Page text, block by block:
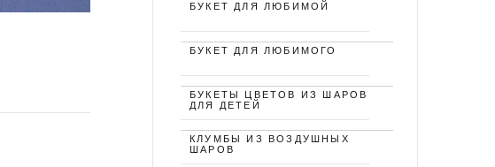
БУКЕТ ДЛЯ ЛЮБИМОЙ
БУКЕТ ДЛЯ ЛЮБИМОГО
БУКЕТЫ ЦВЕТОВ ИЗ ШАРОВ
ДЛЯ ДЕТЕЙ
КЛУМБЫ ИЗ ВОЗДУШНЫХ
ШАРОВ